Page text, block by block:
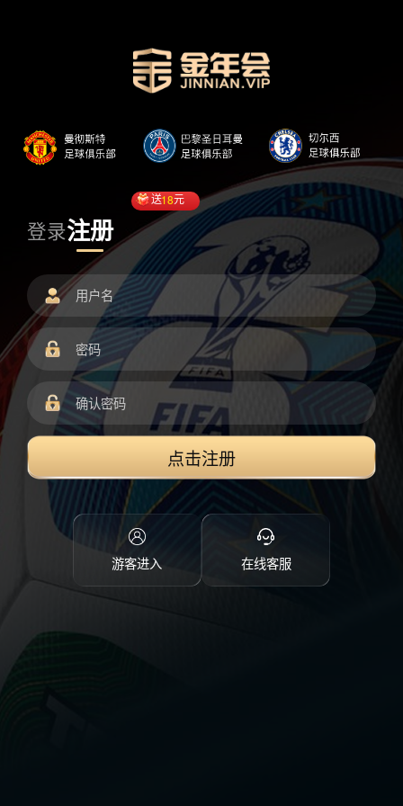
登录注册
送18元
点击注册
游客进入 在线客服